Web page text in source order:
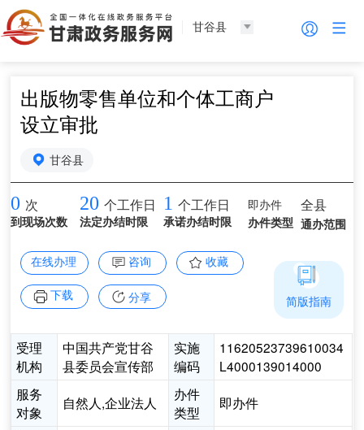
甘谷县
出版物零售单位和个体工商户
设立审批
甘谷县
0 次
到现场次数
20 个工作日
法定办结时限
1 个工作日
承诺办结时限
即办件
办件类型
全县
通办范围
在线办理 咨询 收藏
下载 分享
受理
机构
中国共产党甘谷
县委员会宣传部
实施
编码
11620523739610034
L4000139014000
服务
对象
自然人,企业法人
办件
类型
即办件
简版指南